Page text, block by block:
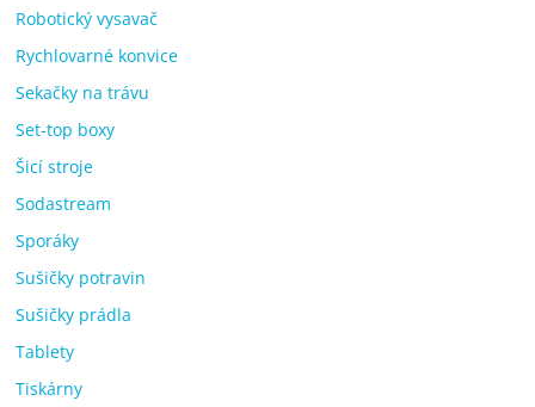
Robotický vysavač
Rychlovarné konvice
Sekačky na trávu
Set-top boxy
Šicí stroje
Sodastream
Sporáky
Sušičky potravin
Sušičky prádla
Tablety
Tiskárny